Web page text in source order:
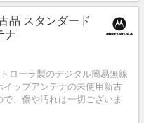
品 スタンダード
ナ
ローラ製のデジタル簡易無線
ップアンテナの未使用新古
、傷や汚れは一切ございま